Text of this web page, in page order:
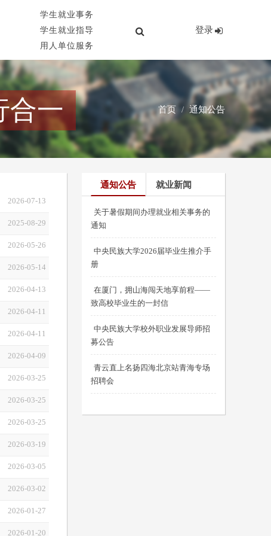
学生就业事务
学生就业指导
用人单位服务
登录
合一 首页 通知公告
2026-07-13
2025-08-29
2026-05-26
2026-05-14
2026-04-13
2026-04-11
2026-04-11
2026-04-09
2026-03-25
2026-03-25
2026-03-25
2026-03-19
2026-03-05
2026-03-02
2026-01-27
2026-01-20
通知公告 就业新闻
关于暑假期间办理就业相关事务的
通知
中央民族大学2026届毕业生推介手
册
在厦门，拥山海闯天地享前程——
致高校毕业生的一封信
中央民族大学校外职业发展导师招
募公告
青云直上名扬四海北京站青海专场
招聘会